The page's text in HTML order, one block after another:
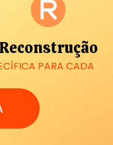
PARA CADA